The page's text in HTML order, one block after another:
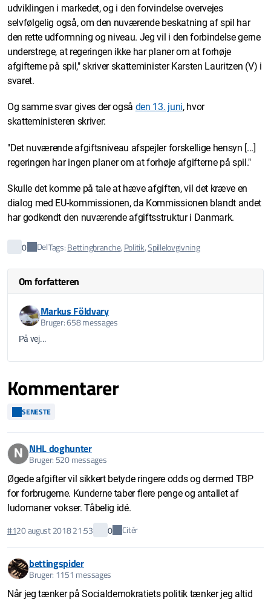
udviklingen i markedet, og i den forvindelse overvejes
selvfølgelig også, om den nuværende beskatning af spil har
den rette udformning og niveau. Jeg vil i den forbindelse gerne
understrege, at regeringen ikke har planer om at forhøje
afgifterne på spil," skriver skatteminister Karsten Lauritzen (V) i
svaret.
Og samme svar gives der også den 13. juni, hvor
skatteministeren skriver:
"Det nuværende afgiftsniveau afspejler forskellige hensyn [...]
regeringen har ingen planer om at forhøje afgifterne på spil."
Skulle det komme på tale at hæve afgiften, vil det kræve en
dialog med EU-kommissionen, da Kommissionen blandt andet
har godkendt den nuværende afgiftsstruktur i Danmark.
0 DelTags:Bettingbranche, Politik,Spillelovgivning
Om forfatteren
Markus Földvary
Bruger: 658 messages
På vej...
Kommentarer
SENESTE
N NHL doghunter
Bruger: 520 messages
Øgede afgifter vil sikkert betyde ringere odds og dermed TBP
for forbrugerne. Kunderne taber flere penge og antallet af
ludomaner vokser. Tåbelig idé.
#120 august 2018 21:53 0 Citér
bettingspider
Bruger: 1151 messages
Når jeg tænker på Socialdemokratiets politik tænker jeg altid